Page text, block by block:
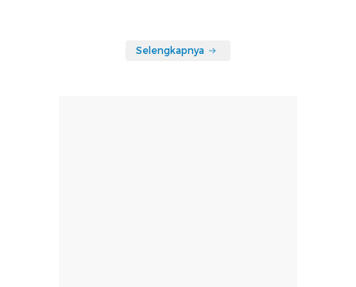
Selengkapnya